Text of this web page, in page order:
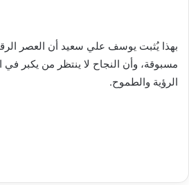
بهذا يُثبت يوسف علي سعيد أن العصر
مسبوقة، وأن النجاح لا ينتظر من يكبر
الرؤية والطموح.